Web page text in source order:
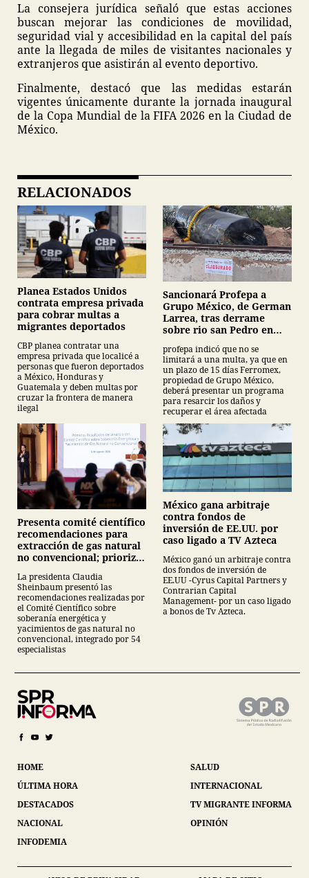
La consejera jurídica señaló que estas acciones
buscan mejorar las condiciones de movilidad,
seguridad vial y accesibilidad en la capital del país
ante la llegada de miles de visitantes nacionales y
extranjeros que asistirán al evento deportivo.
Finalmente, destacó que las medidas estarán
vigentes únicamente durante la jornada inaugural
de la Copa Mundial de la FIFA 2026 en la Ciudad de
México.
RELACIONADOS
Planea Estados Unidos
contrata empresa privada
para cobrar multas a
migrantes deportados
CBP planea contratar una
empresa privada que localicé a
personas que fueron deportados
a México, Honduras y
Guatemala y deben multas por
cruzar la frontera de manera
ilegal
Sancionará Profepa a
Grupo México, de German
Larrea, tras derrame
sobre rio san Pedro en
profepa indicó que no se
limitará a una multa, ya que en
un plazo de 15 días Ferromex,
propiedad de Grupo México,
deberá presentar un programa
para resarcir los daños y
recuperar el área afectada
Presenta comité científico
recomendaciones para
extracción de gas natural
no convencional; prioriza
descarta yacimiento
Tampico-Misantla
La presidenta Claudia
Sheinbaum presentó las
recomendaciones realizadas por
el Comité Científico sobre
soberanía energética y
yacimientos de gas natural no
convencional, integrado por 54
especialistas
México gana arbitraje
contra fondos de
inversión de EE.UU. por
caso ligado a TV Azteca
México ganó un arbitraje contra
dos fondos de inversión de
EE.UU -Cyrus Capital Partners y
Contrarian Capital
Management- por un caso ligado
a bonos de Tv Azteca.
HOME
ÚLTIMA HORA
DESTACADOS
NACIONAL
INFODEMIA
SALUD
INTERNACIONAL
TV MIGRANTE INFORMA
OPINIÓN